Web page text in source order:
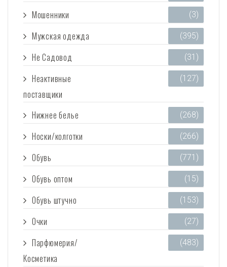
Мошенники (3)
Мужская одежда (395)
Не Садовод (31)
Неактивные
поставщики
(127)
Нижнее белье (268)
Носки/колготки (266)
Обувь (771)
Обувь оптом (15)
Обувь штучно (153)
Очки (27)
Парфюмерия/
Косметика
(483)